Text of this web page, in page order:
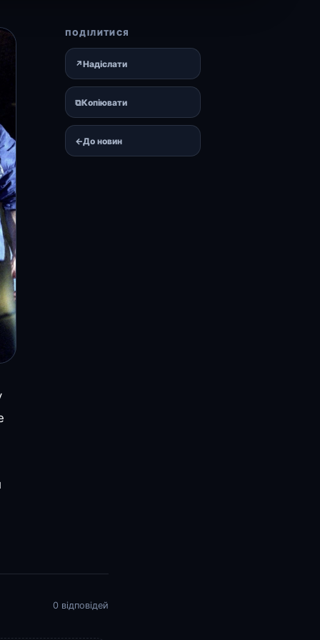
ПОДІЛИТИСЯ
↗Надіслати
⧉Копіювати
←До новин
0 відповідей